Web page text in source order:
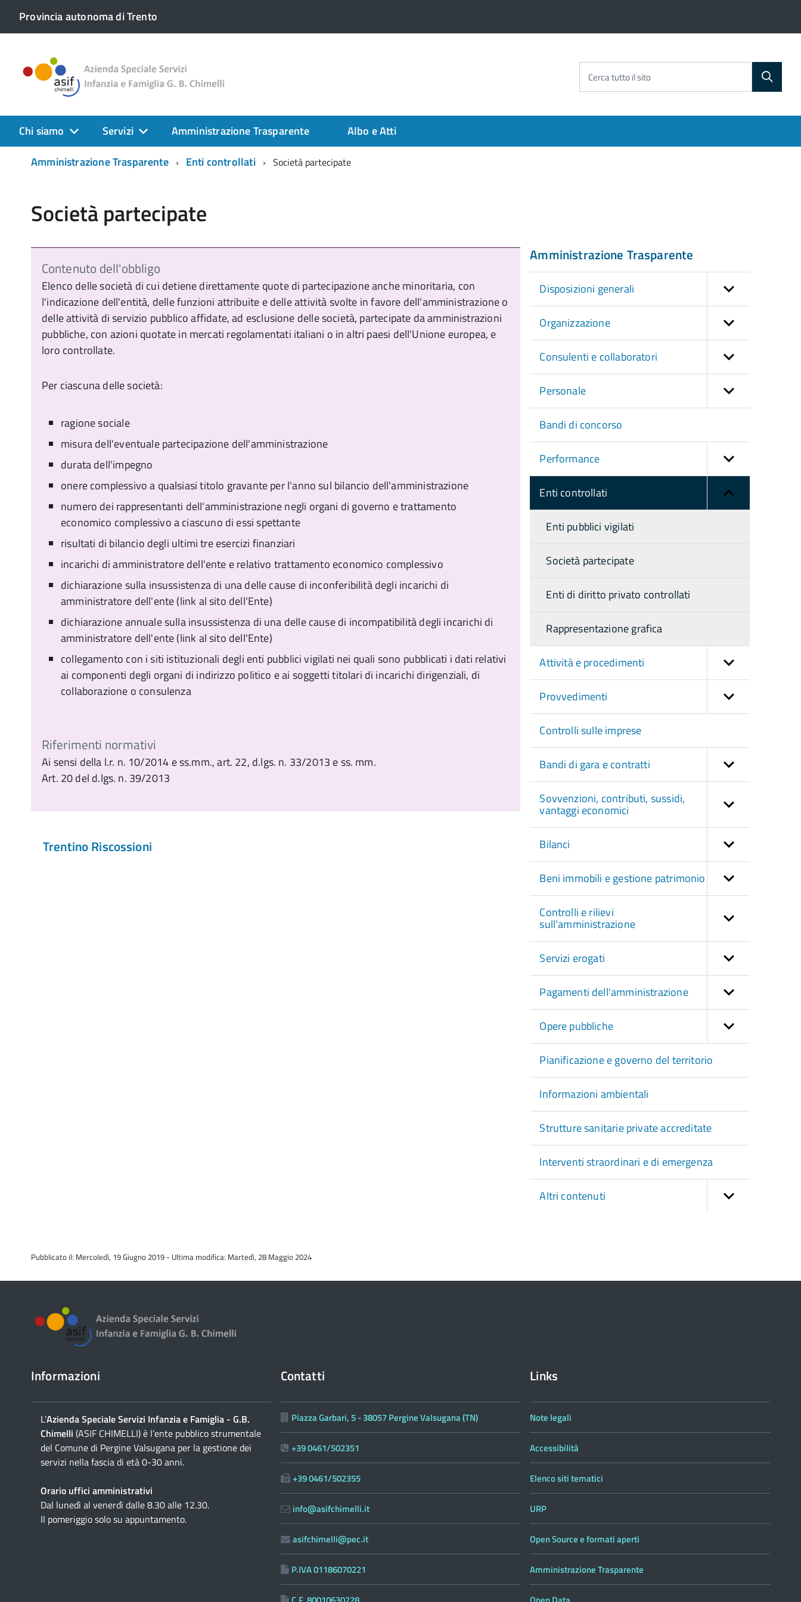
Provincia autonoma di Trento
Cerca tutto il sito
Chi siamo Servizi Amministrazione Trasparente
Albo e Atti
Amministrazione Trasparente
Enti controllati Società partecipate
Società partecipate
Contenuto dell'obbligo
Elenco delle società di cui detiene direttamente quote di partecipazione anche minoritaria, con
l'indicazione dell'entità, delle funzioni attribuite e delle attività svolte in favore dell'amministrazione o
delle attività di servizio pubblico affidate, ad esclusione delle società, partecipate da amministrazioni
pubbliche, con azioni quotate in mercati regolamentati italiani o in altri paesi dell'Unione europea, e
loro controllate.
Per ciascuna delle società:
ragione sociale
misura dell'eventuale partecipazione dell'amministrazione
durata dell'impegno
onere complessivo a qualsiasi titolo gravante per l'anno sul bilancio dell'amministrazione
numero dei rappresentanti dell'amministrazione negli organi di governo e trattamento
economico complessivo a ciascuno di essi spettante
risultati di bilancio degli ultimi tre esercizi finanziari
incarichi di amministratore dell'ente e relativo trattamento economico complessivo
dichiarazione sulla insussistenza di una delle cause di inconferibilità degli incarichi di
amministratore dell'ente (link al sito dell'Ente)
dichiarazione annuale sulla insussistenza di una delle cause di incompatibilità degli incarichi di
amministratore dell'ente (link al sito dell'Ente)
collegamento con i siti istituzionali degli enti pubblici vigilati nei quali sono pubblicati i dati relativi
ai componenti degli organi di indirizzo politico e ai soggetti titolari di incarichi dirigenziali, di
collaborazione o consulenza
Riferimenti normativi
Ai sensi della l.r. n. 10/2014 e ss.mm., art. 22, d.lgs. n. 33/2013 e ss. mm.
Art. 20 del d.lgs. n. 39/2013
Trentino Riscossioni
Amministrazione Trasparente
Disposizioni generali
Organizzazione
Consulenti e collaboratori
Personale
Bandi di concorso
Performance
Enti controllati
Enti pubblici vigilati
Società partecipate
Enti di diritto privato controllati
Rappresentazione grafica
Attività e procedimenti
Provvedimenti
Controlli sulle imprese
Bandi di gara e contratti
Sovvenzioni, contributi, sussidi,
vantaggi economici
Bilanci
Beni immobili e gestione patrimonio
Controlli e rilievi
sull'amministrazione
Servizi erogati
Pagamenti dell'amministrazione
Opere pubbliche
Pianificazione e governo del territorio
Informazioni ambientali
Strutture sanitarie private accreditate
Interventi straordinari e di emergenza
Altri contenuti
Pubblicato il: Mercoledì, 19 Giugno 2019 - Ultima modifica: Martedì, 28 Maggio 2024
Informazioni
L'Azienda Speciale Servizi Infanzia e Famiglia - G.B.
Chimelli (ASIF CHIMELLI) è l’ente pubblico strumentale
del Comune di Pergine Valsugana per la gestione dei
servizi nella fascia di età 0-30 anni.
Orario uffici amministrativi
Dal lunedì al venerdì dalle 8.30 alle 12.30.
Il pomeriggio solo su appuntamento.
Contatti
Piazza Garbari, 5 - 38057 Pergine Valsugana (TN)
+39 0461/502351
+39 0461/502355
info@asifchimelli.it
asifchimelli@pec.it
P.IVA 01186070221
Links
Note legali
Accessibilità
Elenco siti tematici
URP
Open Source e formati aperti
Amministrazione Trasparente